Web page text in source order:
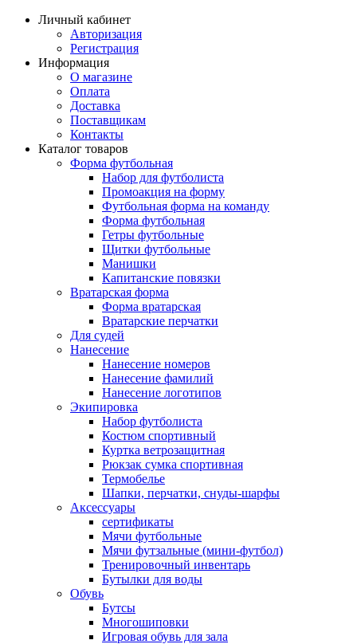
Личный кабинет
Авторизация
Регистрация
Информация
О магазине
Оплата
Доставка
Поставщикам
Контакты
Каталог товаров
Форма футбольная
Набор для футболиста
Промоакция на форму
Футбольная форма на команду
Форма футбольная
Гетры футбольные
Щитки футбольные
Манишки
Капитанские повязки
Вратарская форма
Форма вратарская
Вратарские перчатки
Для судей
Нанесение
Нанесение номеров
Нанесение фамилий
Нанесение логотипов
Экипировка
Набор футболиста
Костюм спортивный
Куртка ветрозащитная
Рюкзак сумка спортивная
Термобелье
Шапки, перчатки, снуды-шарфы
Аксессуары
сертификаты
Мячи футбольные
Мячи футзальные (мини-футбол)
Тренировочный инвентарь
Бутылки для воды
Обувь
Бутсы
Многошиповки
Игровая обувь для зала